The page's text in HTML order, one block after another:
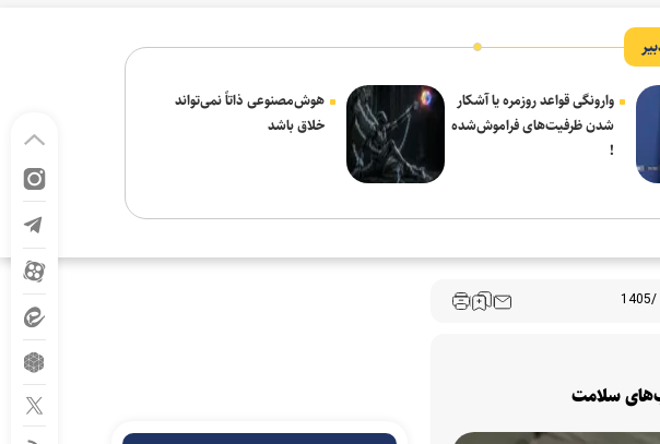
وارونگی قواعد روزمره یا آشکار
شدن ظرفیت‌های فراموش‌شده
!
هوش‌مصنوعی ذاتاً نمی‌تواند
خلاق باشد
سلامت